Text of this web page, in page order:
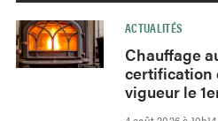
ACTUALITÉS
Chauffage
certification
vigueur le